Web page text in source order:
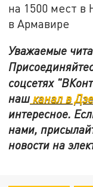
на 1500 мест в
в Армавире
Уважаемые
соцсетях
нашканал в
интересное.
нами,
новости на